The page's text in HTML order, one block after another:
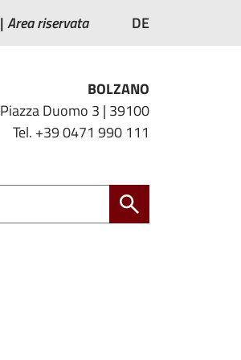
Area riservata DE
BOLZANO
Piazza Duomo 3 | 39100
Tel. +39 0471 990 111